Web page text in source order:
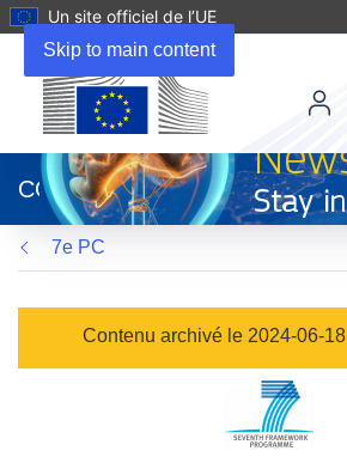
Skip to main content
Un site officiel de l’UE
dans
une
nouvelle
fenêtre)
CORDIS
7e PC
Contenu archivé le 2024-06-18